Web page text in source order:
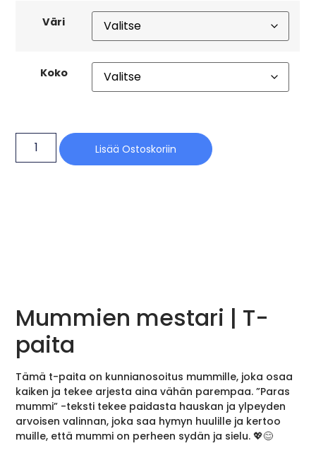
Väri
Koko
Lisää Ostoskoriin
Mummien mestari | T-
paita
Tämä t-paita on kunnianosoitus mummille, joka osaa
kaiken ja tekee arjesta aina vähän parempaa. ”Paras
mummi” -teksti tekee paidasta hauskan ja ylpeyden
arvoisen valinnan, joka saa hymyn huulille ja kertoo
muille, että mummi on perheen sydän ja sielu. 💖😊